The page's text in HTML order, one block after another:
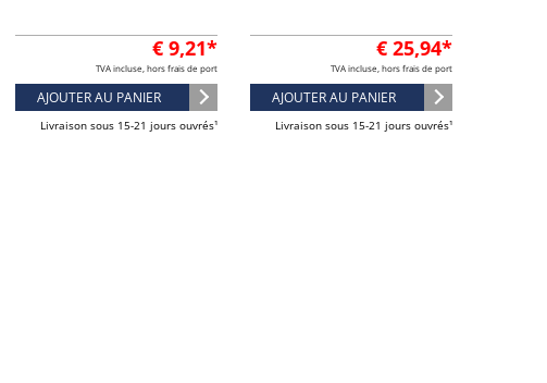
€ 9,21*
TVA incluse, hors frais de port
AJOUTER AU PANIER
Livraison sous 15-21 jours ouvrés¹
€ 25,94*
TVA incluse, hors frais de port
AJOUTER AU PANIER
Livraison sous 15-21 jours ouvrés¹